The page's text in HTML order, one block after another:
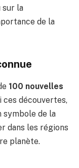
sur la
de la
100 nouvelles
découvertes,
symbole de la
dans les régions
planète.